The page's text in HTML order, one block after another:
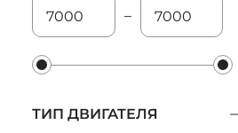
–
ТИП ДВИГАТЕЛЯ